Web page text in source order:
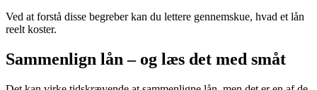
Ved at forstå disse begreber kan du lettere gennemskue, hvad et lån
reelt koster.
Sammenlign lån – og læs det med småt